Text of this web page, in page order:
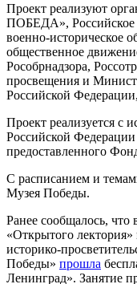
Проект реализуют
ПОБЕДА», Российское
военно-историческое
общественное
Рособрнадзора,
просвещения и
Российской
Проект реализуется с
Российской Федерации
предоставленного
С расписанием и
Музея Победы.
Ранее сообщалось,
«Открытого
историко-
Победы» прошла
Ленинград». Занятие